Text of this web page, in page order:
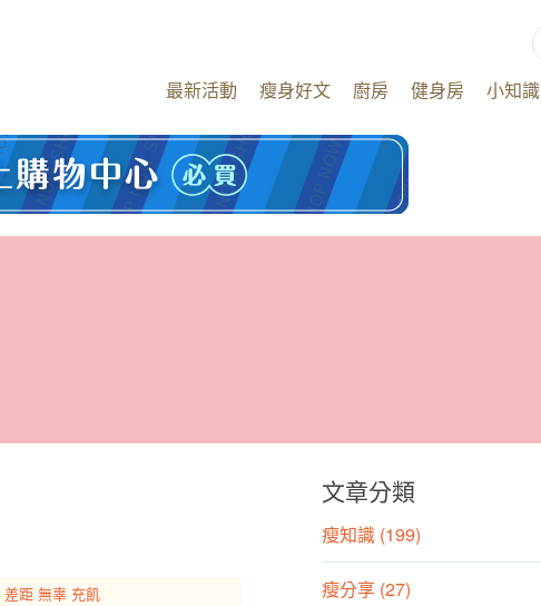
最新活動 瘦身好文 廚房 健身房 小知識
差距 無辜 充飢
文章分類
瘦知識 (199)
瘦分享 (27)